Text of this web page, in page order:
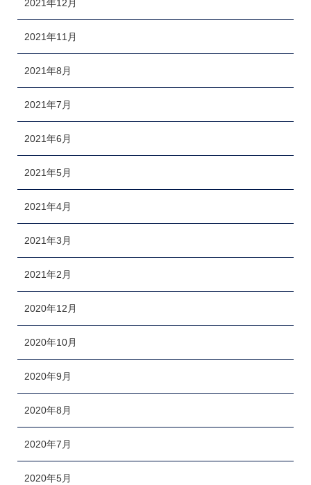
2021年12月
2021年11月
2021年8月
2021年7月
2021年6月
2021年5月
2021年4月
2021年3月
2021年2月
2020年12月
2020年10月
2020年9月
2020年8月
2020年7月
2020年5月